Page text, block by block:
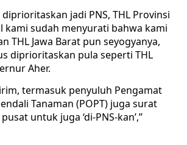
diprioritaskan jadi PNS, THL Provinsi
kami sudah menyurati bahwa kami
THL Jawa Barat pun seyogyanya,
diprioritaskan pula seperti THL
Aher.
termasuk penyuluh Pengamat
Tanaman (POPT) juga surat
untuk juga ‘di-PNS-kan’,”